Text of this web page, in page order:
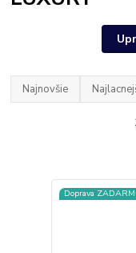
Najnovšie
Doprava